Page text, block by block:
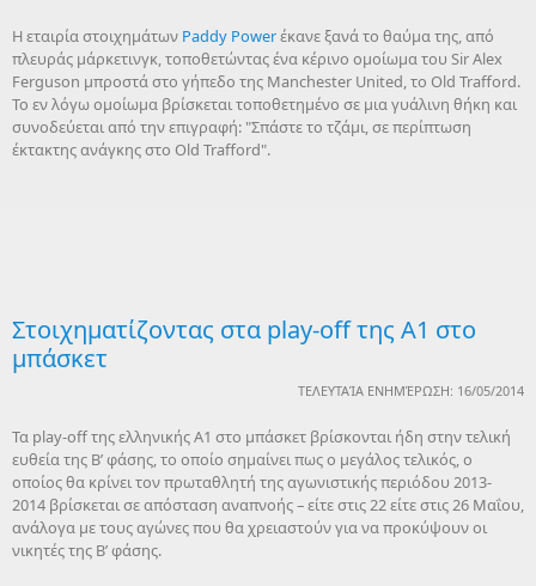
H εταιρία στοιχημάτων Paddy Powerέκανε ξανά το θαύμα της, από
πλευράς μάρκετινγκ, τοποθετώντας ένα κέρινο ομοίωμα του Sir Alex
Ferguson μπροστά στο γήπεδο της Manchester United, το Old Trafford.
Το εν λόγω ομοίωμα βρίσκεται τοποθετημένο σε μια γυάλινη θήκη και
συνοδεύεται από την επιγραφή: "Σπάστε το τζάμι, σε περίπτωση
έκτακτης ανάγκης στο Old Trafford".
Στοιχηματίζοντας στα play-off της Α1 στο
μπάσκετ
ΤΕΛΕΥΤΑΊΑ ΕΝΗΜΈΡΩΣΗ: 16/05/2014
Τα play-off της ελληνικής Α1 στο μπάσκετ βρίσκονται ήδη στην τελική
ευθεία της Β’ φάσης, το οποίο σημαίνει πως ο μεγάλος τελικός, ο
οποίος θα κρίνει τον πρωταθλητή της αγωνιστικής περιόδου 2013-
2014 βρίσκεται σε απόσταση αναπνοής – είτε στις 22 είτε στις 26 Μαΐου,
ανάλογα με τους αγώνες που θα χρειαστούν για να προκύψουν οι
νικητές της Β’ φάσης.